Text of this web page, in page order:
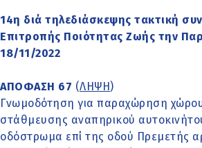
14η διά τηλεδιάσκεψης τακτική
Επιτροπής Ποιότητας Ζωής την
18/11/2022
ΑΠΟΦΑΣΗ 67 (ΛΗΨΗ )
Γνωμοδότηση για παραχώρηση
στάθμευσης αναπηρικού
οδόστρωμα επί της οδού Πρεμετής